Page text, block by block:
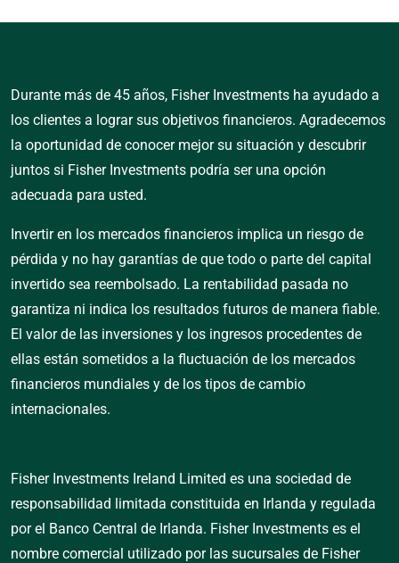
Durante más de 45 años, Fisher Investments ha ayudado a
los clientes a lograr sus objetivos financieros. Agradecemos
la oportunidad de conocer mejor su situación y descubrir
juntos si Fisher Investments podría ser una opción
adecuada para usted.
Invertir en los mercados financieros implica un riesgo de
pérdida y no hay garantías de que todo o parte del capital
invertido sea reembolsado. La rentabilidad pasada no
garantiza ni indica los resultados futuros de manera fiable.
El valor de las inversiones y los ingresos procedentes de
ellas están sometidos a la fluctuación de los mercados
financieros mundiales y de los tipos de cambio
internacionales.
Fisher Investments Ireland Limited es una sociedad de
responsabilidad limitada constituida en Irlanda y regulada
por el Banco Central de Irlanda. Fisher Investments es el
nombre comercial utilizado por las sucursales de Fisher